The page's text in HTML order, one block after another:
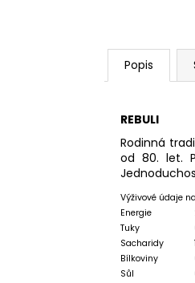
Popis
REBULI
Rodinná
od 80. let.
Výživové údaje
Energie
Tuky
Sacharidy
1
Bílkoviny
Sůl